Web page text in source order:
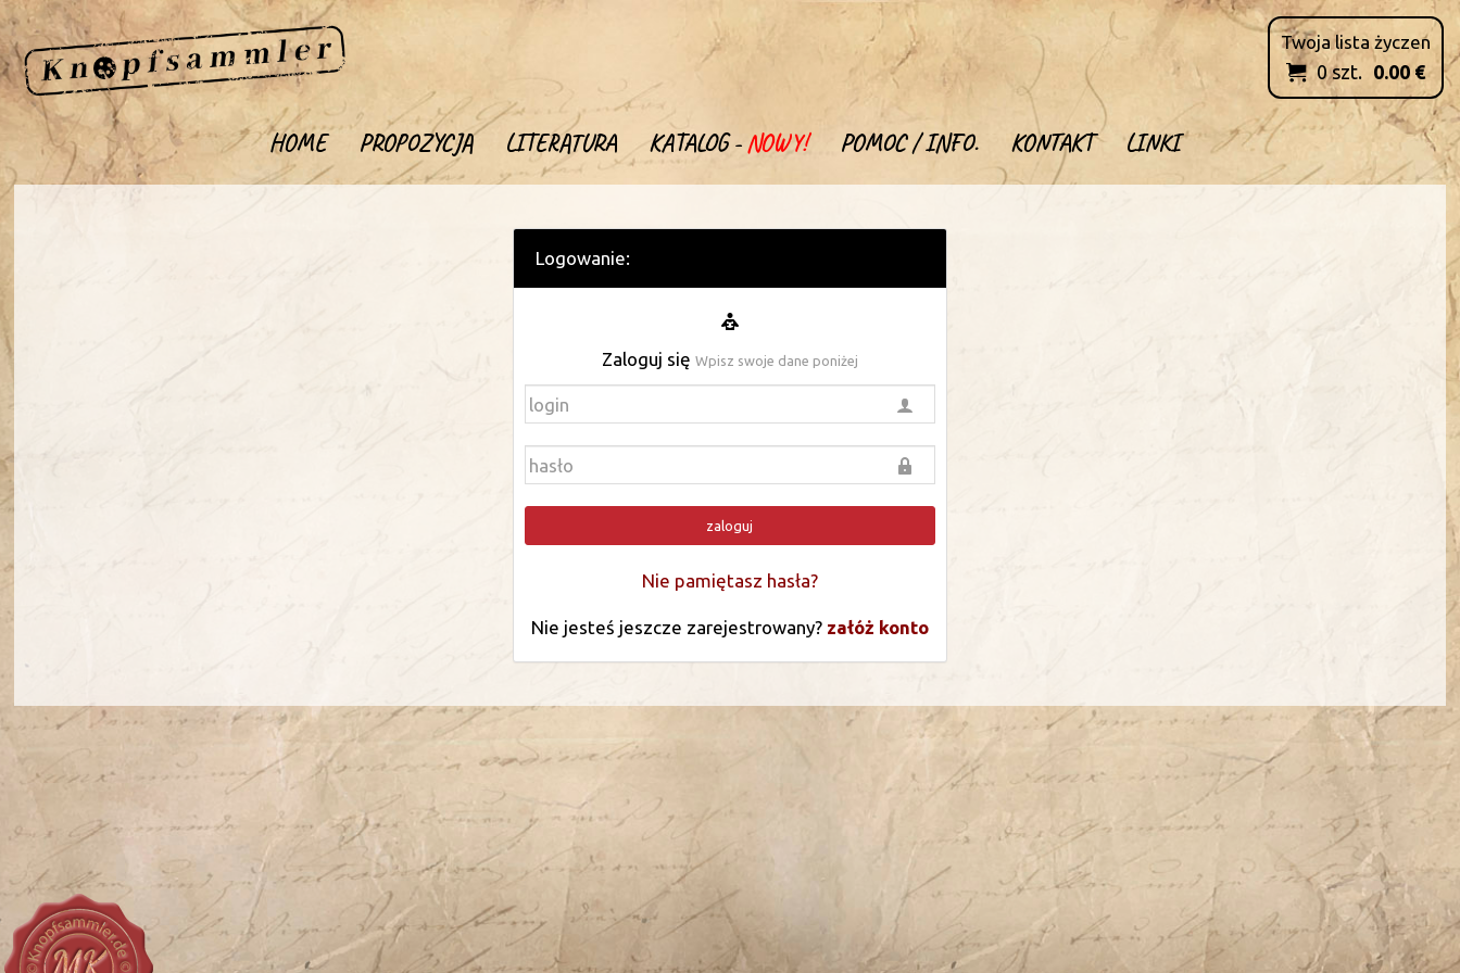
HOME PROPOZYCJA LITERATURA KATALOG -NOWY! POMOC / INFO. KONTAKT LINKI
Twoja lista życzen
 0szt. 0.00 €
Logowanie:
Zaloguj się Wpisz swoje dane poniżej
zaloguj
Nie pamiętasz hasła?
Nie jesteś jeszcze zarejestrowany? załóż konto